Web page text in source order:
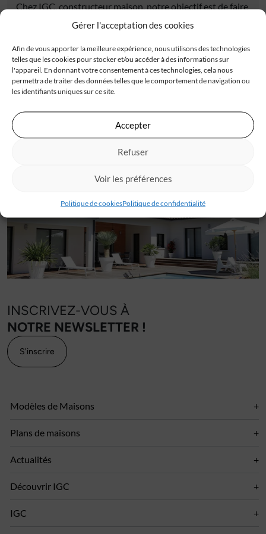
Gérer l'acceptation des cookies
Afin de vous apporter la meilleure expérience, nous utilisons des technologies
telles que les cookies pour stocker et/ou accéder à des informations sur
l'appareil. En donnant votre consentement à ces technologies, cela nous
permettra de traiter des données telles que le comportement de navigation ou
les identifiants uniques sur ce site.
Accepter
Refuser
Voir les préférences
Politique de cookiesPolitique de confidentialité
Chez IGC, constructeur maison, notre objectif est de faire
de chaque maison un lieu où les rêves prennent vie. Nous
informe sur notre engagement constant envers
l’excellence et l’innovation dans le domaine de la
construction de maison. Restez connectés pour de
nouvelles mises à jour passionnantes !
les témoignages en video
INSCRIVEZ-VOUS À
NOTRE NEWSLETTER !
S'inscrire
Modèles de Maisons
Plans de maisons
Actualités
Découvrir IGC
IGC